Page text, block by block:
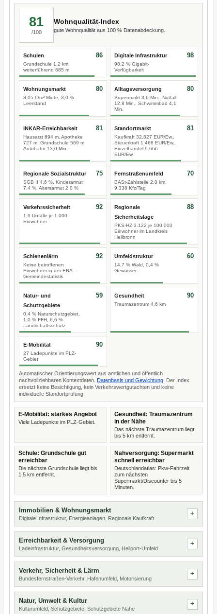
81
/100
Wohnqualität-Index
gute Wohnqualität aus 100 % Datenabdeckung.
Schulen
Grundschule 1,2 km,
weiterführend 685 m
86 Digitale Infrastruktur
98,2 % Gigabit-
Verfügbarkeit
98
Wohnungsmarkt
8,05 €/m² Miete, 3,0 %
Leerstand
80 Alltagsversorgung
Supermarkt 3,6 Min., Notfall
12,8 Min., Schwimmbad 4,1
Min.
80
INKAR-Erreichbarkeit
Hausarzt 694 m, Apotheke
727 m, Grundschule 569 m,
Autobahn 13,0 Min.
81 Standortmarkt
Kaufkraft 32.827 EUR/Ew.,
Steuerkraft 1.468 EUR/Ew.,
Einzelhandel 9.666
EUR/Ew.
81
Regionale Sozialstruktur
SGB II 4,6 %, Kinderarmut
7,4 %, Altersarmut 2,0 %
75 Fernstraßenumfeld
BASt-Zählstelle 2,0 km,
9.338 Kfz/Tag
70
Verkehrssicherheit
1,9 Unfälle je 1.000
Einwohner
92
Regionale
Sicherheitslage
PKS-HZ 3.122 je 100.000
Einwohner im Landkreis
Heilbronn
88
Schienenlärm
Keine betroffenen
Einwohner in der EBA-
Gemeindestatistik
92 Umfeldstruktur
14,7 % Wald, 0,4 %
Gewässer
60
Natur- und
Schutzgebiete
0,4 % Naturschutzgebiet,
1,0 % FFH, 6,6 %
Landschaftsschutz
59 Gesundheit
Traumazentrum 4,6 km
90
E-Mobilität
27 Ladepunkte im PLZ-
Gebiet
90
Automatischer Orientierungswert aus amtlichen und öffentlich
nachvollziehbaren Kontextdaten. Datenbasis und Gewichtung . Der Index
ersetzt keine Besichtigung, kein Verkehrswertgutachten und keine
individuelle Standortprüfung.
E-Mobilität: starkes Angebot
Viele Ladepunkte im PLZ-Gebiet.
Gesundheit: Traumazentrum
in der Nähe
Das nächste Traumazentrum liegt
bis 5 km entfernt.
Schule: Grundschule gut
erreichbar
Die nächste Grundschule liegt bis
1,5 km entfernt.
Nahversorgung: Supermarkt
schnell erreichbar
Deutschlandatlas: Pkw-Fahrzeit
zum nächsten
Supermarkt/Discounter bis 5
Minuten.
Immobilien & Wohnungsmarkt
Digitale Infrastruktur, Energieanlagen, Regionale Kaufkraft
Erreichbarkeit & Versorgung
Ladeinfrastruktur, Gesundheitsversorgung, Heliport-Umfeld
Verkehr, Sicherheit & Lärm
Bundesfernstraßen-Verkehr, Hafenumfeld, Motorisierung
Natur, Umwelt & Kultur
Kulturumfeld, Schutzgebiete, Schutzgebiete Nähe